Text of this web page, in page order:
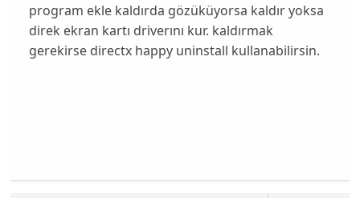
program ekle kaldırda gözüküyorsa kaldır yoksa
direk ekran kartı driverını kur. kaldırmak
gerekirse directx happy uninstall kullanabilirsin.